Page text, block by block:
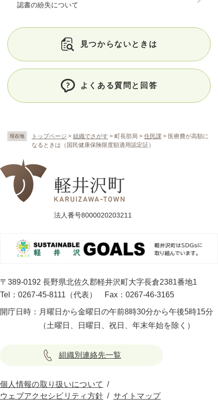
現在地 トップページ > 組織でさがす > 町長部局 > 住民課 > 医療費が高額に
なるときは（国民健康保険限度額適用認定証）
認書の紛失について
見つからないときは
よくある質問と回答
法人番号8000020203211
〒389-0192 長野県北佐久郡軽井沢町大字長倉2381番地1
Tel：0267-45-8111（代表）
Fax：0267-46-3165
開庁日時： 月曜日から金曜日の午前8時30分から午後5時15分
（土曜日、日曜日、祝日、年末年始を除く）
組織別連絡先一覧
個人情報の取り扱いについて
ウェブアクセシビリティ方針
サイトマップ